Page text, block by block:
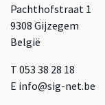
Pachthofstraat 1
9308 Gijzegem
België
T 053 38 28 18
E info@sig-net.be